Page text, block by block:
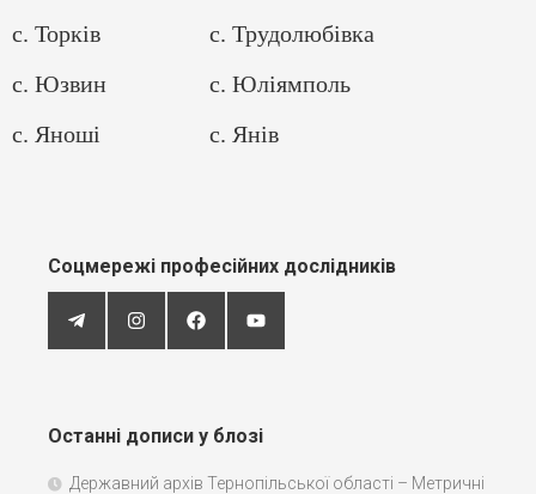
с. Торків
с. Трудолюбівка
с. Юзвин
с. Юліямполь
с. Яноші
с. Янів
Соцмережі професійних дослідників
Останні дописи у блозі
Державний архів Тернопільської області – Метричні